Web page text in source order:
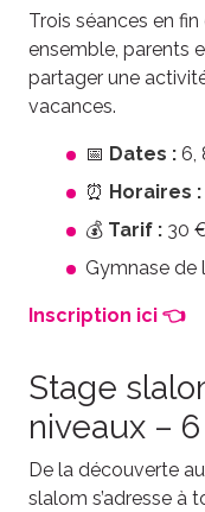
Trois séances en
ensemble, parents
partager une
vacances.
📅 Dates : 6,
⏰ Horaires :
💰 Tarif : 30
Gymnase de
Inscription ici 👈
Stage
niveaux –
De la découverte
slalom s’adresse à